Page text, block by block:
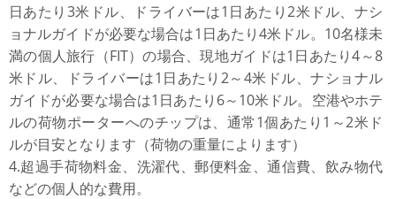
日あたり3米ドル、ドライバーは1日あたり2米ドル、ナシ
ョナルガイドが必要な場合は1日あたり4米ドル。10名様未
満の個人旅行（FIT）の場合、現地ガイドは1日あたり4～8
米ドル、ドライバーは1日あたり2～4米ドル、ナショナル
ガイドが必要な場合は1日あたり6～10米ドル。空港やホテ
ルの荷物ポーターへのチップは、通常1個あたり1～2米ド
ルが目安となります（荷物の重量によります）
4.超過手荷物料金、洗濯代、郵便料金、通信費、飲み物代
などの個人的な費用。